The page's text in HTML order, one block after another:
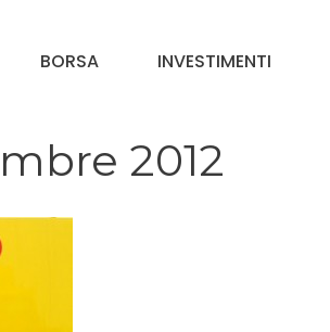
BORSA INVESTIMENTI
2012